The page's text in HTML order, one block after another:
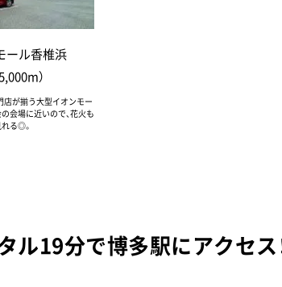
ール香椎浜
）
店が揃う大型イオンモー
会場に近いので、花火も
れる◎。
ル19分で博多駅にアクセ